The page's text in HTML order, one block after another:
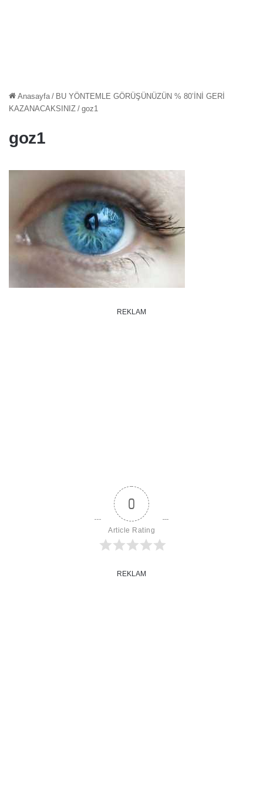
Anasayfa / BU YÖNTEMLE GÖRÜŞÜNÜZÜN % 80’İNİ GERİ
KAZANACAKSINIZ / goz1
goz1
REKLAM
0
Article Rating
REKLAM